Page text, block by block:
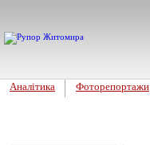
Аналітика Фоторепортажи